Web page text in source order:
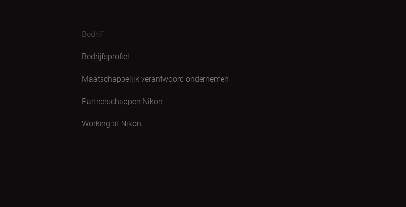
Bedrijf
Bedrijfsprofiel
Maatschappelijk verantwoord ondernemen
Partnerschappen Nikon
Working at Nikon